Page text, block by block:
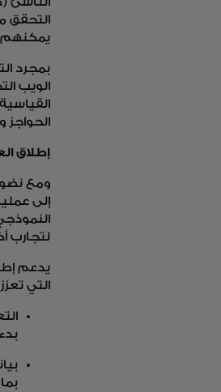
يمكنهم
بمجرد
الويب
إطلاق
ومع
إلى
لتجارب
التي